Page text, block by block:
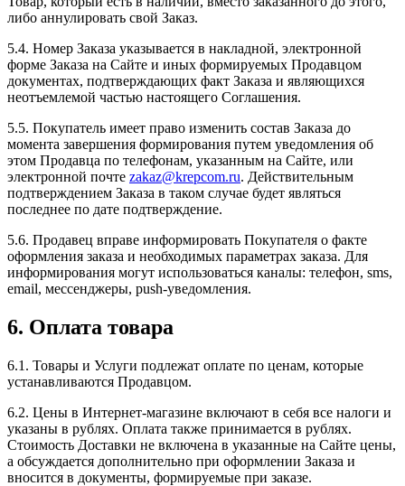
либо аннулировать свой Заказ.
5.4. Номер Заказа указывается в накладной, электронной
форме Заказа на Сайте и иных формируемых Продавцом
документах, подтверждающих факт Заказа и являющихся
неотъемлемой частью настоящего Соглашения.
5.5. Покупатель имеет право изменить состав Заказа до
момента завершения формирования путем уведомления об
этом Продавца по телефонам, указанным на Сайте, или
электронной почте zakaz@krepcom.ru. Действительным
подтверждением Заказа в таком случае будет являться
последнее по дате подтверждение.
5.6. Продавец вправе информировать Покупателя о факте
оформления заказа и необходимых параметрах заказа. Для
информирования могут использоваться каналы: телефон, sms,
email, мессенджеры, push-уведомления.
6. Оплата товара
6.1. Товары и Услуги подлежат оплате по ценам, которые
устанавливаются Продавцом.
6.2. Цены в Интернет-магазине включают в себя все налоги и
указаны в рублях. Оплата также принимается в рублях.
Стоимость Доставки не включена в указанные на Сайте цены,
а обсуждается дополнительно при оформлении Заказа и
вносится в документы, формируемые при заказе.